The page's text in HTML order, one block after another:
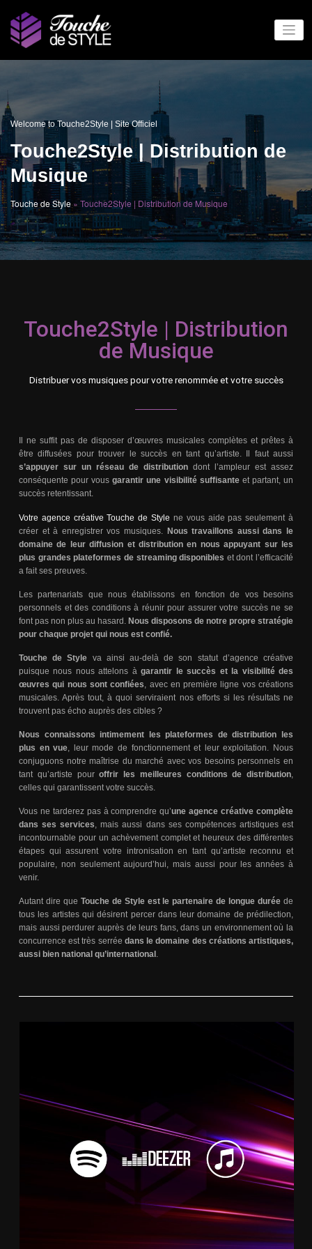
Welcome to Touche2Style | Site Officiel
Touche2Style | Distribution de
Musique
Touche de Style»Touche2Style | Distribution de Musique
Touche2Style | Distribution
de Musique
Distribuer vos musiques pour votre renommée et votre succès
Il ne suffit pas de disposer d’œuvres musicales complètes et prêtes à
être diffusées pour trouver le succès en tant qu’artiste. Il faut aussi
s’appuyer sur un réseau de distribution dont l’ampleur est assez
conséquente pour vousgarantir une visibilité suffisanteet partant, un
succès retentissant.
Votre agence créative Touche de Style ne vous aide pas seulement à
créer et à enregistrer vos musiques. Nous travaillons aussi dans le
domaine de leur diffusion et distribution en nous appuyant sur les
plus grandes plateformes de streaming disponibles et dont l’efficacité
a fait ses preuves.
Les partenariats que nous établissons en fonction de vos besoins
personnels et des conditions à réunir pour assurer votre succès ne se
font pas non plus au hasard. Nous disposons de notre propre stratégie
pour chaque projet qui nous est confié.
Touche de Style va ainsi au-delà de son statut d’agence créative
puisque nous nous attelons àgarantir le succès et la visibilité des
œuvres qui nous sont confiées, avec en première ligne vos créations
musicales. Après tout, à quoi serviraient nos efforts si les résultats ne
trouvent pas écho auprès des cibles ?
Nous connaissons intimement les plateformes de distribution les
plus en vue, leur mode de fonctionnement et leur exploitation. Nous
conjuguons notre maîtrise du marché avec vos besoins personnels en
tant qu’artiste pouroffrir les meilleures conditions de distribution,
celles qui garantissent votre succès.
Vous ne tarderez pas à comprendre qu’une agence créative complète
dans ses services, mais aussi dans ses compétences artistiques est
incontournable pour un achèvement complet et heureux des différentes
étapes qui assurent votre intronisation en tant qu’artiste reconnu et
populaire, non seulement aujourd’hui, mais aussi pour les années à
venir.
Autant dire que Touche de Style est le partenaire de longue durée de
tous les artistes qui désirent percer dans leur domaine de prédilection,
mais aussi perdurer auprès de leurs fans, dans un environnement où la
concurrence est très serrée dans le domaine des créations artistiques,
aussi bien national qu’international .